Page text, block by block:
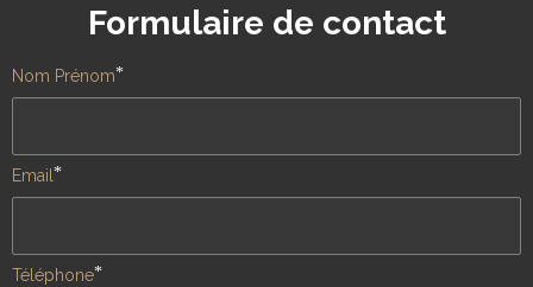
Formulaire de contact
Nom Prénom*
Email*
Téléphone*